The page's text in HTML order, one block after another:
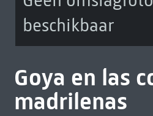
beschikbaar
Goya en las
madrilenas